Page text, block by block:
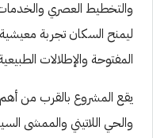
والتخطيط العصري
ليمنح السكان تجربة
المفتوحة والإطلالات
يقع المشروع بالقرب من أهم
والحي اللاتيني والممشى